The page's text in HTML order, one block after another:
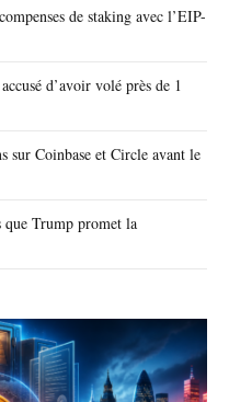
de staking avec l’EIP-
d’avoir volé près de 1
Coinbase et Circle avant le
que Trump promet la